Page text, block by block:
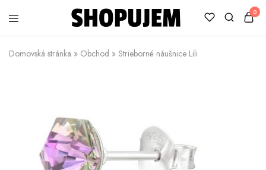
Shopujem
Veselé
s
0
Domovská stránka » Obchod » Strieborné náušnice Lili